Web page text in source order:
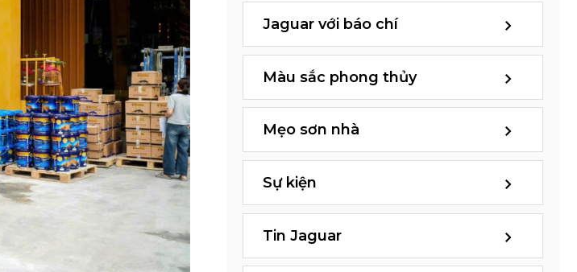
Jaguar với báo chí
Màu sắc phong thủy
Mẹo sơn nhà
Sự kiện
Tin Jaguar